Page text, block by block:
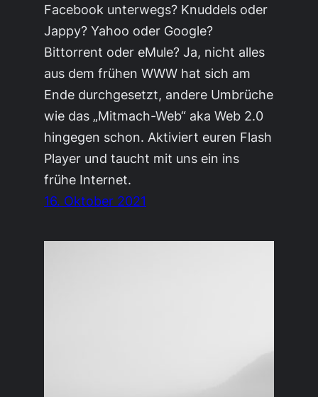
Facebook unterwegs? Knuddels oder
Jappy? Yahoo oder Google?
Bittorrent oder eMule? Ja, nicht alles
aus dem frühen WWW hat sich am
Ende durchgesetzt, andere Umbrüche
wie das „Mitmach-Web“ aka Web 2.0
hingegen schon. Aktiviert euren Flash
Player und taucht mit uns ein ins
frühe Internet.
16. Oktober 2021